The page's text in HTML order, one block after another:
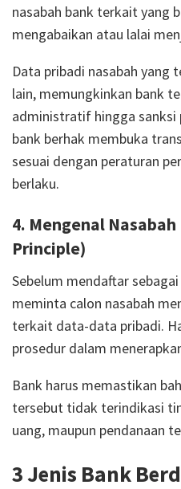
nasabah bank terkait yang
mengabaikan atau lalai
Data pribadi nasabah yang
lain, memungkinkan bank
administratif hingga sanksi
bank berhak membuka
sesuai dengan peraturan
berlaku.
4. Mengenal
Principle)
Sebelum mendaftar
meminta calon nasabah
terkait data-data pribadi.
prosedur dalam
Bank harus memastikan
tersebut tidak terindikasi
uang, maupun pendanaan
3 Jenis Bank